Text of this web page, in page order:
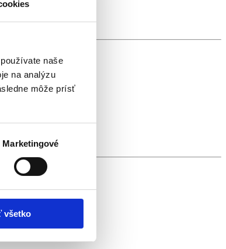
naše
na analýzu
môže prísť
Marketingové
všetko